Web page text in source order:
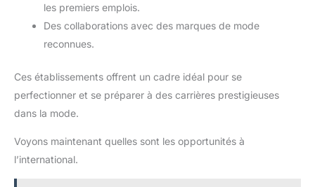
les premiers emplois.
Des collaborations avec des marques de mode
reconnues.
Ces établissements offrent un cadre idéal pour se
perfectionner et se préparer à des carrières prestigieuses
dans la mode.
Voyons maintenant quelles sont les opportunités à
l’international.